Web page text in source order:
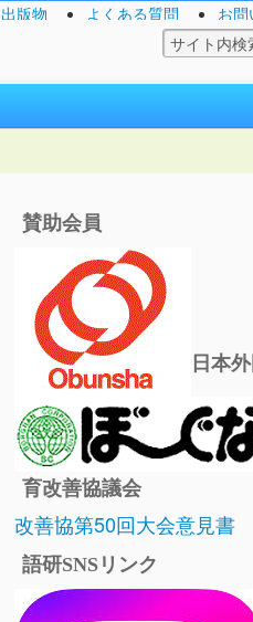
出版物 よくある質問 お
賛助会員
日本
育改善協議会
改善協第50回大会意見書
語研SNSリンク